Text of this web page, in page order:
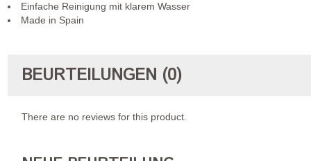
Einfache Reinigung mit klarem Wasser
Made in Spain
BEURTEILUNGEN (0)
There are no reviews for this product.